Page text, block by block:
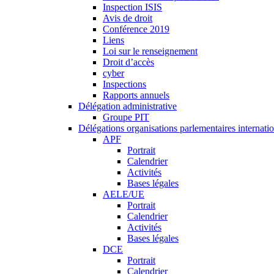
Inspection ISIS
Avis de droit
Conférence 2019
Liens
Loi sur le renseignement
Droit d’accès
cyber
Inspections
Rapports annuels
Délégation administrative
Groupe PIT
Délégations organisations parlementaires
APF
Portrait
Calendrier
Activités
Bases légales
AELE/UE
Portrait
Calendrier
Activités
Bases légales
DCE
Portrait
Calendrier